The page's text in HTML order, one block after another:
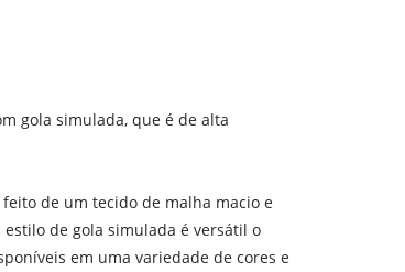
gola simulada, que é de alta
de um tecido de malha macio e
de gola simulada é versátil o
em uma variedade de cores e